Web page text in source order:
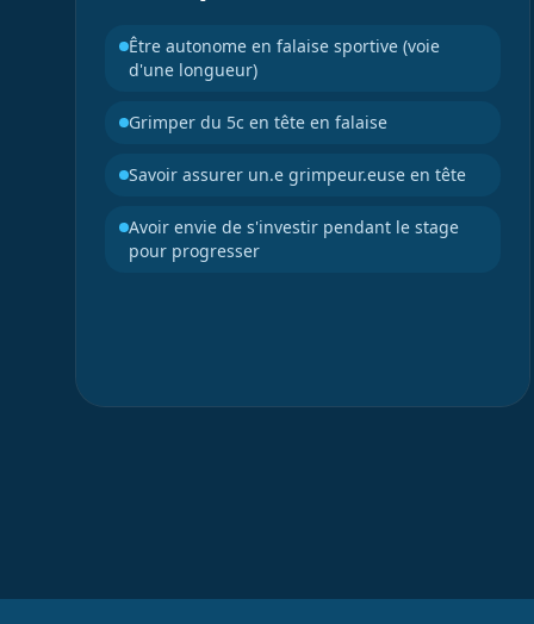
Être autonome en falaise sportive (voie
d'une longueur)
Grimper du 5c en tête en falaise
Savoir assurer un.e grimpeur.euse en tête
Avoir envie de s'investir pendant le stage
pour progresser